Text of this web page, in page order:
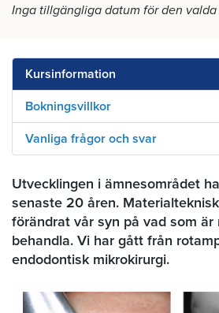
Inga tillgängliga datum för den valda
Kursinformation
Bokningsvillkor
Vanliga frågor och svar
Utvecklingen i ämnesområdet
senaste 20 åren.
förändrat vår syn på vad som
behandla. Vi har gått från
endodontisk mikrokirurgi.